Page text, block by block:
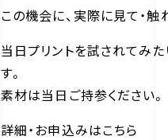
この機会に、実際に見て・触
当日プリントを試されてみ
す。
素材は当日ご持参ください。
詳細・お申込みはこちら